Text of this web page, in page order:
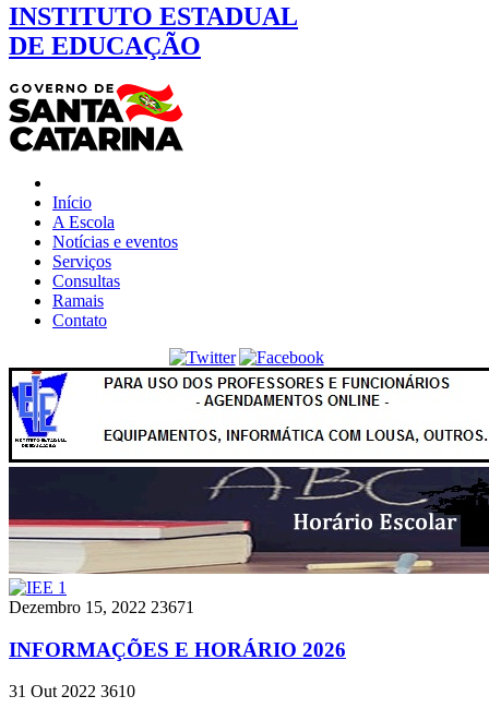
INSTITUTO ESTADUAL
DE EDUCAÇÃO
Início
A Escola
Notícias e eventos
Serviços
Consultas
Ramais
Contato
Dezembro 15, 2022 23671
INFORMAÇÕES E HORÁRIO 2026
31 Out 2022 3610